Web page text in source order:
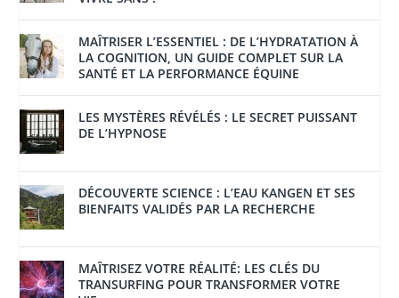
MAÎTRISER L’ESSENTIEL : DE L’HYDRATATION À
LA COGNITION, UN GUIDE COMPLET SUR LA
SANTÉ ET LA PERFORMANCE ÉQUINE
LES MYSTÈRES RÉVÉLÉS : LE SECRET PUISSANT
DE L’HYPNOSE
DÉCOUVERTE SCIENCE : L’EAU KANGEN ET SES
BIENFAITS VALIDÉS PAR LA RECHERCHE
MAÎTRISEZ VOTRE RÉALITÉ: LES CLÉS DU
TRANSURFING POUR TRANSFORMER VOTRE